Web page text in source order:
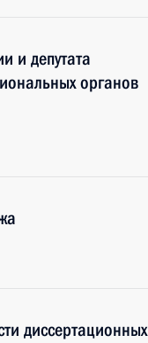
и депутата
органов
диссертационных